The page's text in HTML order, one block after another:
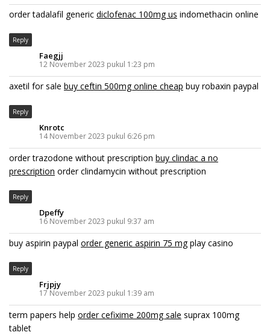
order tadalafil generic diclofenac 100mg us indomethacin online
Reply
Faegjj
12 November 2023 pukul 1:23 pm
axetil for sale buy ceftin 500mg online cheap buy robaxin paypal
Reply
Knrotc
14 November 2023 pukul 6:26 pm
order trazodone without prescription buy clindac a no
prescription order clindamycin without prescription
Reply
Dpeffy
16 November 2023 pukul 9:37 am
buy aspirin paypal order generic aspirin 75 mgplay casino
Reply
Frjpjy
17 November 2023 pukul 1:39 am
term papers help order cefixime 200mg sale suprax 100mg
tablet